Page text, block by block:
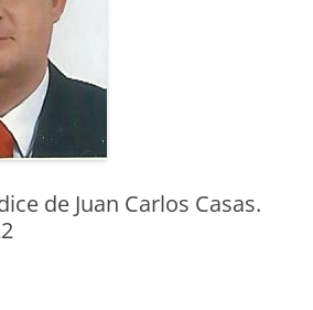
de Juan Carlos Casas.